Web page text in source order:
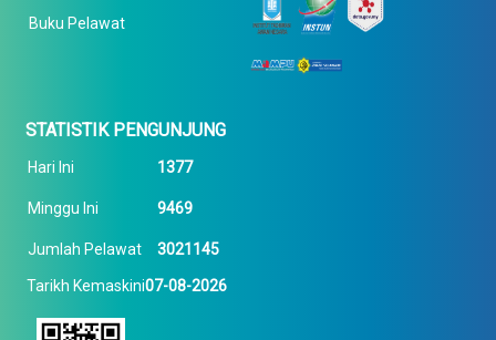
Buku Pelawat
STATISTIK PENGUNJUNG
Hari Ini 1377
Minggu Ini 9469
Jumlah Pelawat 3021145
Tarikh Kemaskini07-08-2026